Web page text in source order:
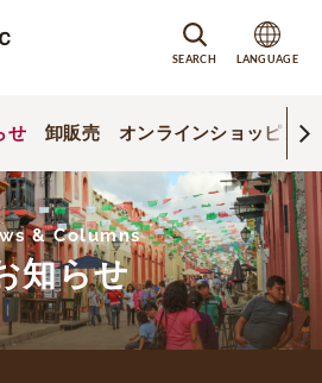
SEARCH LANGUAGE
せ 卸販売 オンラインショッピング
& Columns
知らせ